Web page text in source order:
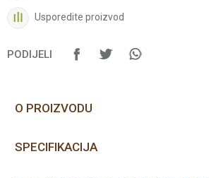
Usporedite proizvod
PODIJELI
O PROIZVODU
SPECIFIKACIJA